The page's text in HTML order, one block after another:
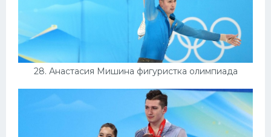
28. Анастасия Мишина фигуристка олимпиада